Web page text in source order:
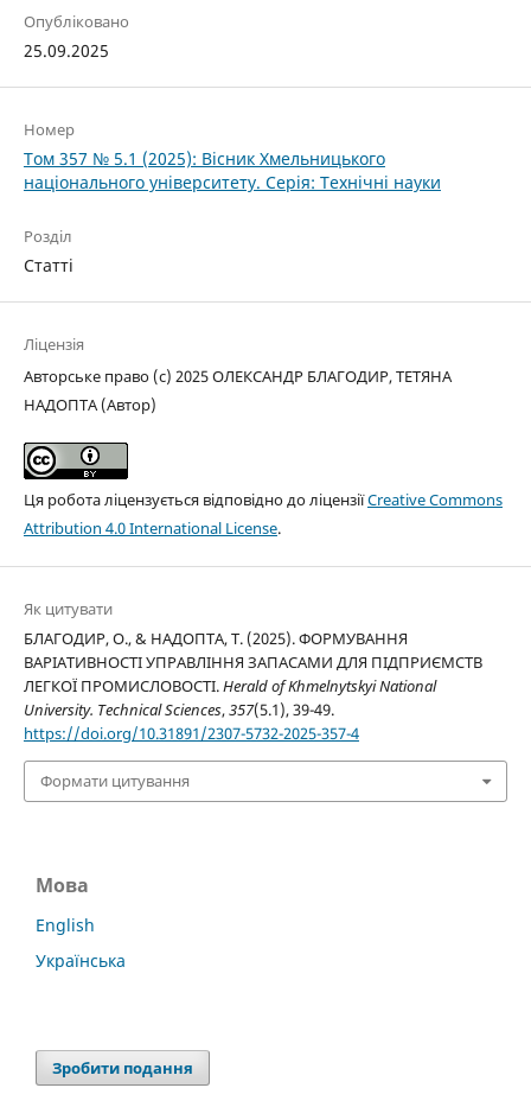
Опубліковано
25.09.2025
Номер
Том 357 № 5.1 (2025): Вісник Хмельницького
національного університету. Серія: Технічні науки
Розділ
Статті
Ліцензія
Авторське право (c) 2025 ОЛЕКСАНДР БЛАГОДИР, ТЕТЯНА
НАДОПТА (Автор)
Ця робота ліцензується відповідно до ліцензіїCreative Commons
Attribution 4.0 International License.
Як цитувати
БЛАГОДИР, О., & НАДОПТА, Т. (2025). ФОРМУВАННЯ
ВАРІАТИВНОСТІ УПРАВЛІННЯ ЗАПАСАМИ ДЛЯ ПІДПРИЄМСТВ
ЛЕГКОЇ ПРОМИСЛОВОСТІ.Herald of Khmelnytskyi National
University. Technical Sciences,357(5.1), 39-49.
https://doi.org/10.31891/2307-5732-2025-357-4
Формати цитування
Мова
English
Українська
Зробити подання